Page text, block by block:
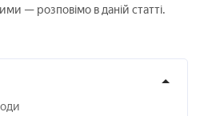
— розповімо в даній статті.